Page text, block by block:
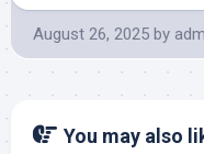
August 26, 2025 by
You may also